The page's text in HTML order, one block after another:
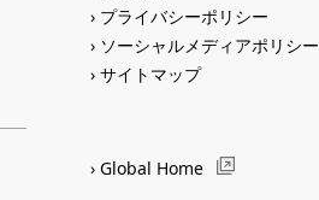
プライバシーポリシー
ソーシャルメディアポリシー
サイトマップ
Global Home